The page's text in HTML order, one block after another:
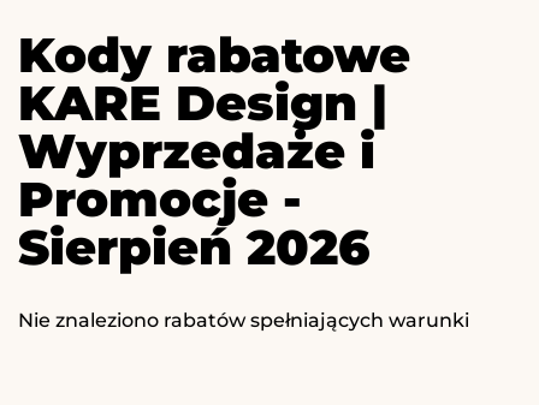
Kody rabatowe
KARE Design |
Wyprzedaże i
Promocje -
Sierpień 2026
Nie znaleziono rabatów spełniających warunki